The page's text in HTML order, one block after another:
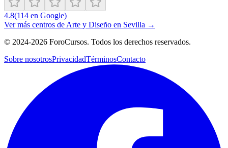
4.8(114 en Google)
Ver más centros de Arte y Diseño en Sevilla →
© 2024-2026 ForoCursos. Todos los derechos reservados.
Sobre nosotrosPrivacidadTérminosContacto